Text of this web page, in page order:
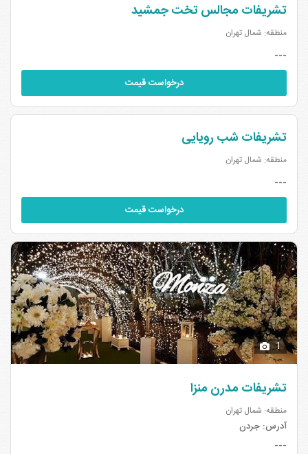
تشریفات مجالس تخت جمشید
منطقه: شمال تهران
---
درخواست قیمت
تشریفات شب رویایی
منطقه: شمال تهران
---
درخواست قیمت
1
تشریفات مدرن منزا
منطقه: شمال تهران
آدرس: جردن
---